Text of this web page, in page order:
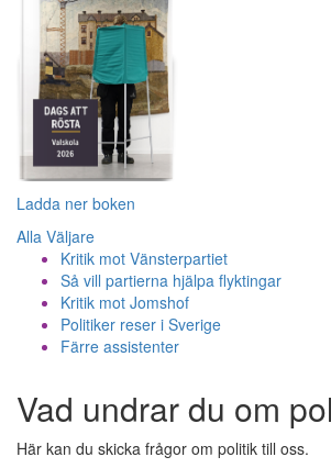
Ladda ner boken
Alla Väljare
Kritik mot Vänsterpartiet
Så vill partierna hjälpa flyktingar
Kritik mot Jomshof
Politiker reser i Sverige
Färre assistenter
Vad undrar du om
Här kan du skicka frågor om politik till oss.